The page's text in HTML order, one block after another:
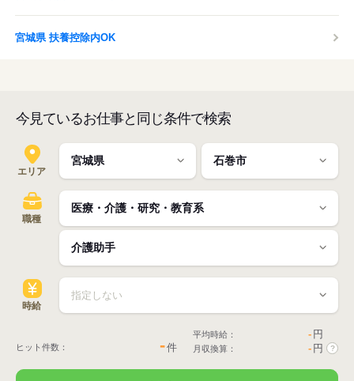
宮城県 扶養控除内OK
今見ているお仕事と同じ条件で検索
エリア
職種
時給
ヒット件数： -件
平均時給： - 円
月収換算： - 円 ?